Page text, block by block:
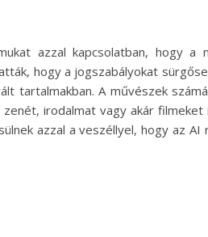
azzal kapcsolatban, hogy a
hogy a jogszabályokat
tartalmakban. A művészek
irodalmat vagy akár filmeket
azzal a veszéllyel, hogy az AI